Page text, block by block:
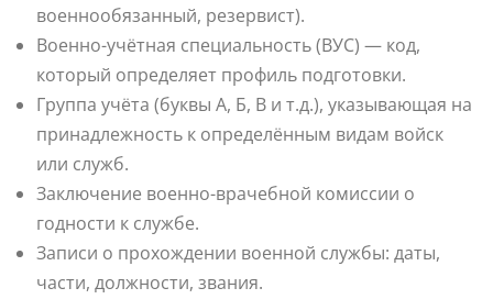
военнообязанный, резервист).
Военно-учётная специальность (ВУС) — код,
который определяет профиль подготовки.
Группа учёта (буквы А, Б, В и т.д.), указывающая на
принадлежность к определённым видам войск
или служб.
Заключение военно-врачебной комиссии о
годности к службе.
Записи о прохождении военной службы: даты,
части, должности, звания.